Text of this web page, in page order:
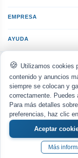
Utilizamos cookies
contenido y anuncios
siempre se colocan y
correctamente. Puedes
Para más detalles
preferencias, haz clic
Aceptar
Más
€ COMPRAR
EMPRESA
AYUDA
ACEPTAMOS: VISA
Transferencia
ENVIAMOS
Política de
© 2026